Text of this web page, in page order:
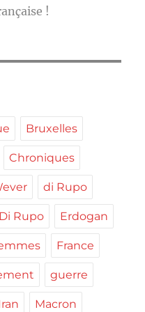
!
Bruxelles
Chroniques
di Rupo
Rupo Erdogan
France
guerre
Macron